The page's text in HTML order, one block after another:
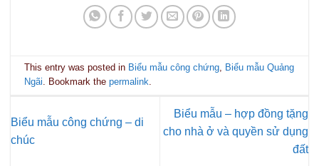
This entry was posted in Biểu mẫu công chứng
Biểu mẫu Quảng
Ngãi . Bookmark thepermalink
Biểu mẫu công chứng – di
chúc
Biểu mẫu – hợp đồng tặng
cho nhà ở và quyền sử dụng
đất